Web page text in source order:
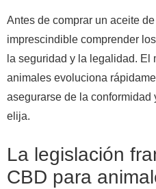
Antes de comprar un aceite
imprescindible comprender
la seguridad y la legalidad. El
animales evoluciona
asegurarse de la
elija.
La legislación
CBD para